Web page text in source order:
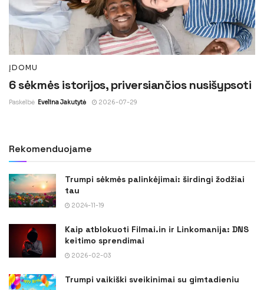
ĮDOMU
6 sėkmės istorijos, priversiančios nusišypsoti
Paskelbė Evelina Jakutytė 2026-07-29
Rekomenduojame
Trumpi sėkmės palinkėjimai: širdingi žodžiai
tau
2024-11-19
Kaip atblokuoti Filmai.in ir Linkomanija: DNS
keitimo sprendimai
2026-02-03
Trumpi vaikiški sveikinimai su gimtadieniu